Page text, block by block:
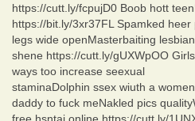
https://cutt.ly/fcpujD0 Boob hott
https://bit.ly/3xr37FL Spamked
legs wide openMasterbaiting
shene https://cutt.ly/gUXWpOO
ways too increase seexual
staminaDolphin ssex wiuth a
daddy to fuck meNakled pics